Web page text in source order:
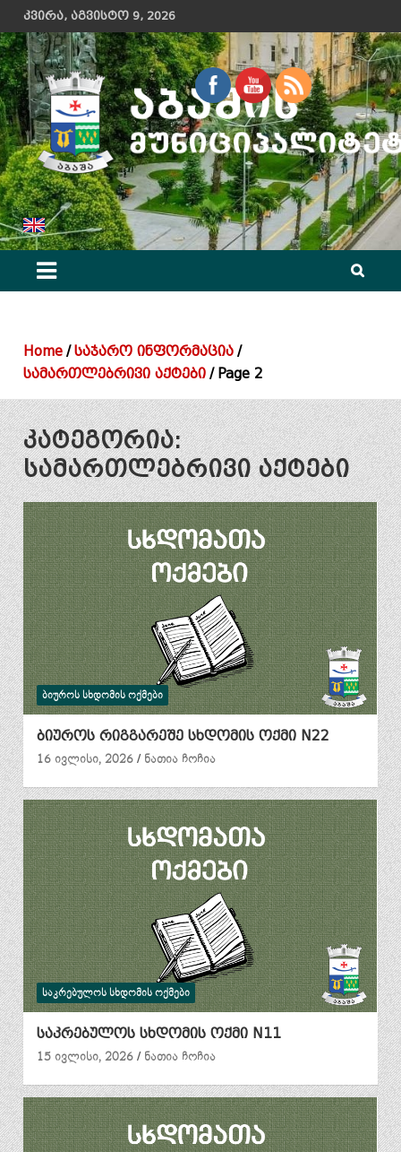
to
content
კვირა, აგვისტო 9, 2026
აბაშის მუნიციპალიტეტის მერიის ოფიციალური ვებ გვერდი
Home
საჯარო ინფორმაცია
სამართლებრივი აქტები
Page 2
კატეგორია:
სამართლებრივი აქტები
ᲑᲘᲣᲠᲝᲡ ᲡᲮᲓᲝᲛᲘᲡ ᲝᲥᲛᲔᲑᲘ
ბიუროს რიგგარეშე სხდომის ოქმი N22
16 ივლისი, 2026
ნათია ჩოჩია
ᲡᲐᲙᲠᲔᲑᲣᲚᲝᲡ ᲡᲮᲓᲝᲛᲘᲡ ᲝᲥᲛᲔᲑᲘ
საკრებულოს სხდომის ოქმი N11
15 ივლისი, 2026
ნათია ჩოჩია